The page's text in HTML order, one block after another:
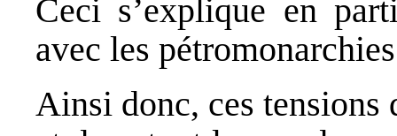
Ceci s’explique en
avec les
Ainsi donc, ces tensions